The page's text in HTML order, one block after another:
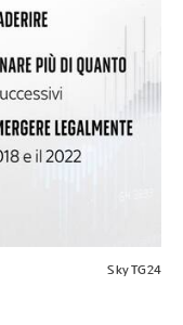
Sky TG24